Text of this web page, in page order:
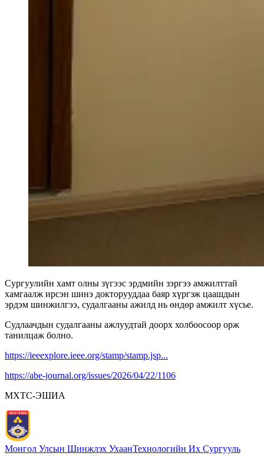
Сургуулийн хамт олны зүгээс эрдмийн зэргээ амжилттай
хамгаалж ирсэн шинэ докторууддаа баяр хүргэж цаашдын
эрдэм шинжилгээ, судалгааны ажилд нь өндөр амжилт хүсье.
Судлаачдын судалгааны ажлуудтай доорх холбоосоор орж
танилцаж болно.
https://ieeexplore.ieee.org/stamp/stamp.jsp...
https://abe-journal.org/issues/2026/04/22/1106
МХТС-ЭШИА
Монгол Улсын Шинжлэх УхаанТехнологийн Их Сургууль